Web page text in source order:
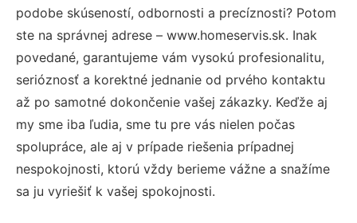
podobe skúseností, odbornosti a precíznosti? Potom
ste na správnej adrese – www.homeservis.sk. Inak
povedané, garantujeme vám vysokú profesionalitu,
serióznosť a korektné jednanie od prvého kontaktu
až po samotné dokončenie vašej zákazky. Keďže aj
my sme iba ľudia, sme tu pre vás nielen počas
spolupráce, ale aj v prípade riešenia prípadnej
nespokojnosti, ktorú vždy berieme vážne a snažíme
sa ju vyriešiť k vašej spokojnosti.